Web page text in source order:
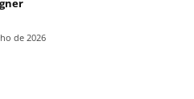
de 2026